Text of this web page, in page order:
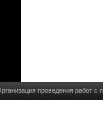
проведения работ